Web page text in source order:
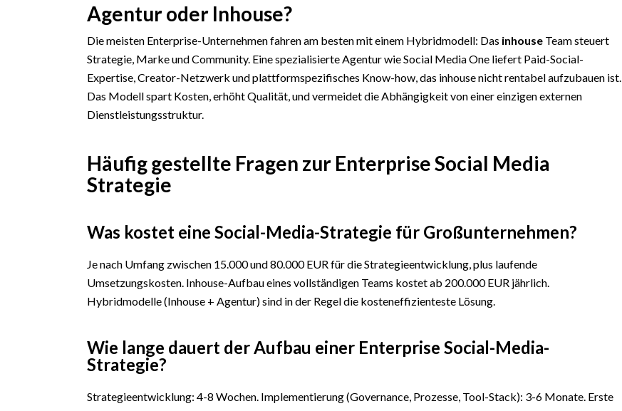
Agentur oder Inhouse?
Die meisten Enterprise-Unternehmen fahren am besten mit einem Hybridmodell: Das inhouse Team steuert
Strategie, Marke und Community. Eine spezialisierte Agentur wie Social Media One liefert Paid-Social-
Expertise, Creator-Netzwerk und plattformspezifisches Know-how, das inhouse nicht rentabel aufzubauen ist.
Das Modell spart Kosten, erhöht Qualität, und vermeidet die Abhängigkeit von einer einzigen externen
Dienstleistungsstruktur.
Häufig gestellte Fragen zur Enterprise Social Media
Strategie
Was kostet eine Social-Media-Strategie für Großunternehmen?
Je nach Umfang zwischen 15.000 und 80.000 EUR für die Strategieentwicklung, plus laufende
Umsetzungskosten. Inhouse-Aufbau eines vollständigen Teams kostet ab 200.000 EUR jährlich.
Hybridmodelle (Inhouse + Agentur) sind in der Regel die kosteneffizienteste Lösung.
Wie lange dauert der Aufbau einer Enterprise Social-Media-
Strategie?
Strategieentwicklung: 4-8 Wochen. Implementierung (Governance, Prozesse, Tool-Stack): 3-6 Monate. Erste